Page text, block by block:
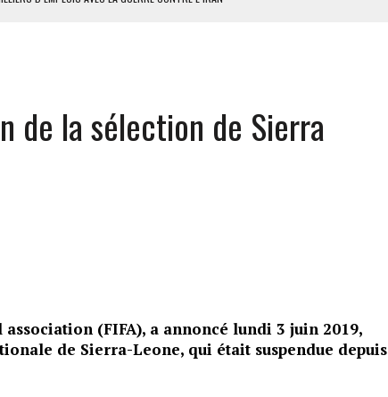
VILLAGES S’OUVRE TIMIDEMENT
CONTRE LA RUSSIE
de la sélection de Sierra
(FIFA), a annoncé lundi 3 juin 2019,
de Sierra-Leone, qui était suspendue depuis